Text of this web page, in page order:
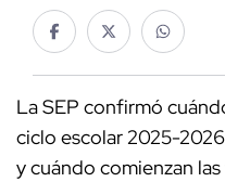
La SEP confirmó
ciclo escolar 2025-
y cuándo comienzan